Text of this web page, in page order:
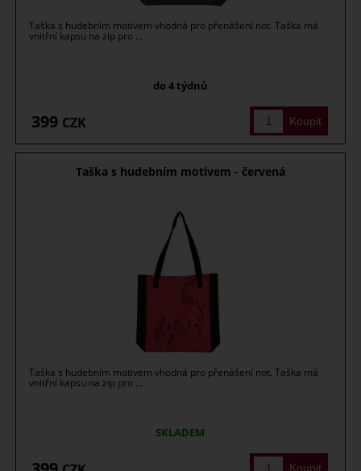
Taška s hudebním motivem vhodná pro přenášení not. Taška má
vnitřní kapsu na zip pro ...
do 4 týdnů
399 CZK
Taška s hudebním motivem - červená
Taška s hudebním motivem vhodná pro přenášení not. Taška má
vnitřní kapsu na zip pro ...
SKLADEM